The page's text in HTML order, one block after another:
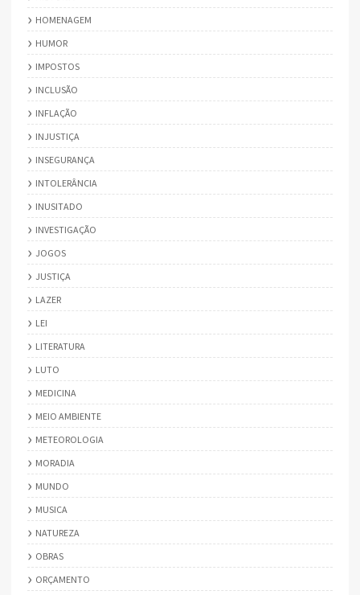
HOMENAGEM
HUMOR
IMPOSTOS
INCLUSÃO
INFLAÇÃO
INJUSTIÇA
INSEGURANÇA
INTOLERÂNCIA
INUSITADO
INVESTIGAÇÃO
JOGOS
JUSTIÇA
LAZER
LEI
LITERATURA
LUTO
MEDICINA
MEIO AMBIENTE
METEOROLOGIA
MORADIA
MUNDO
MUSICA
NATUREZA
OBRAS
ORÇAMENTO